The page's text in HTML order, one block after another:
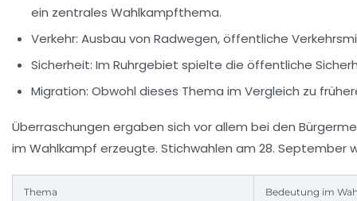
ein zentrales Wahlkampfthema.
Verkehr: Ausbau von Radwegen, öffentliche
Sicherheit: Im Ruhrgebiet spielte die öffentliche
Migration: Obwohl dieses Thema im Vergleich zu
Überraschungen ergaben sich vor allem bei den
im Wahlkampf erzeugte. Stichwahlen am 28.
Thema Bedeutung im